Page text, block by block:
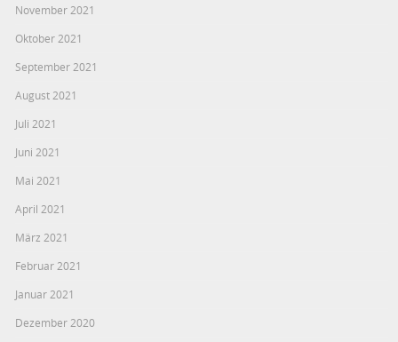
November 2021
Oktober 2021
September 2021
August 2021
Juli 2021
Juni 2021
Mai 2021
April 2021
März 2021
Februar 2021
Januar 2021
Dezember 2020